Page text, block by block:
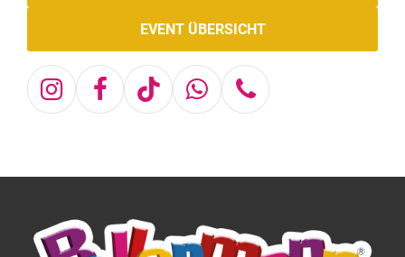
EVENT ÜBERSICHT
Instagram
Facebook
TiktokWhatsapp
Telefon